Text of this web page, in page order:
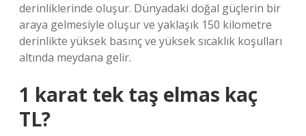
derinliklerinde oluşur. Dünyadaki doğal güçlerin bir
araya gelmesiyle oluşur ve yaklaşık 150 kilometre
derinlikte yüksek basınç ve yüksek sıcaklık koşulları
altında meydana gelir.
1 karat tek taş elmas kaç
TL?